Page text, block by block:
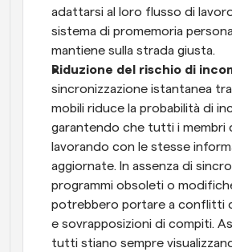
adattarsi al loro flusso di
sistema di promemoria
mantiene sulla strada giusta.
Riduzione del rischio di
sincronizzazione istantanea
mobili riduce la probabilità di
garantendo che tutti i membri
lavorando con le stesse
aggiornate. In assenza di
programmi obsoleti o
potrebbero portare a conflitti
e sovrapposizioni di compiti.
tutti stiano sempre